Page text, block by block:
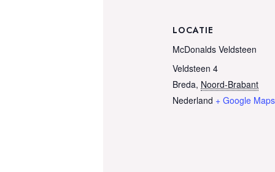
LOCATIE
McDonalds Veldsteen
Veldsteen 4
Breda, Noord-Brabant
Nederland + Google Maps